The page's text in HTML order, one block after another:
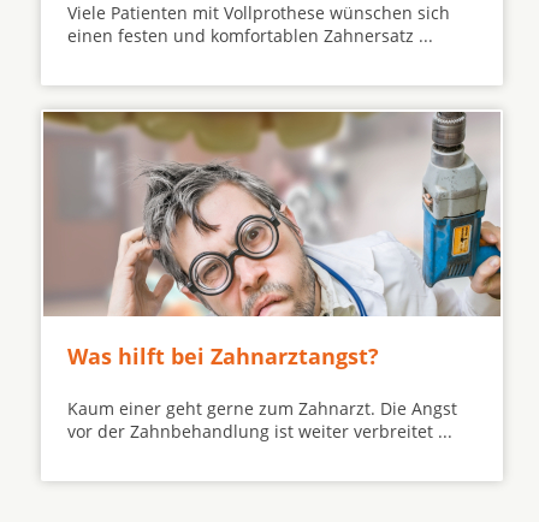
Viele Patienten mit Vollprothese wünschen sich
einen festen und komfortablen Zahnersatz ...
Was hilft bei Zahnarztangst?
Kaum einer geht gerne zum Zahnarzt. Die Angst
vor der Zahnbehandlung ist weiter verbreitet ...